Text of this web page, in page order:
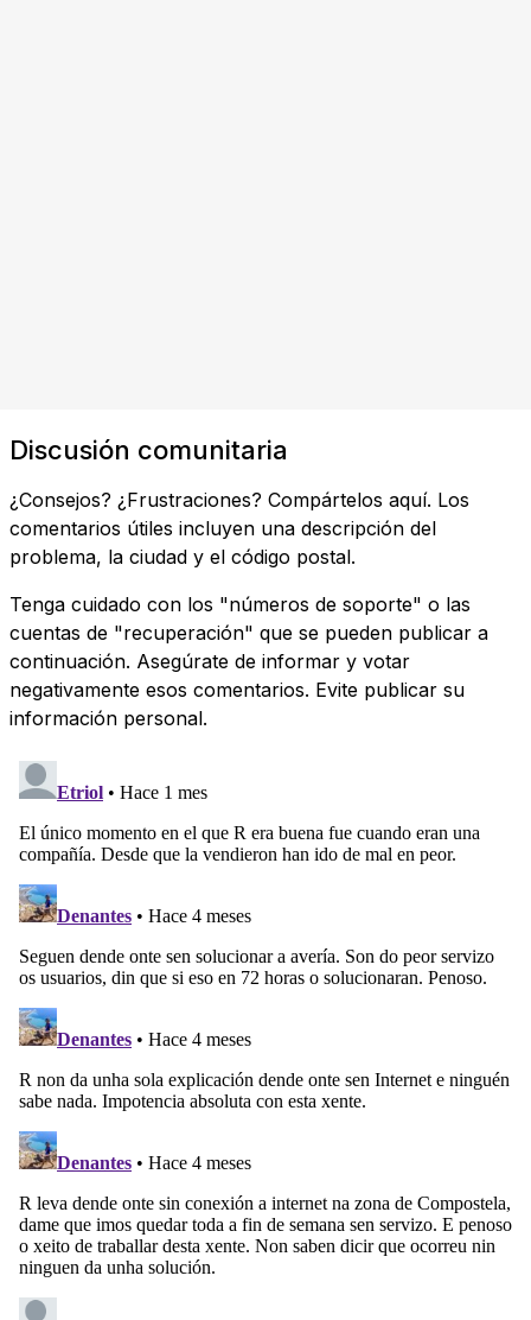
Discusión comunitaria
¿Consejos? ¿Frustraciones? Compártelos aquí. Los
comentarios útiles incluyen una descripción del
problema, la ciudad y el código postal.
Tenga cuidado con los "números de soporte" o las
cuentas de "recuperación" que se pueden publicar a
continuación. Asegúrate de informar y votar
negativamente esos comentarios. Evite publicar su
información personal.